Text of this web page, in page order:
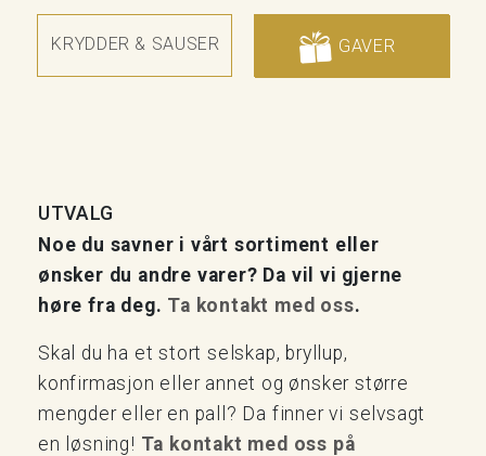
KRYDDER & SAUSER GAVER
UTVALG
Noe du savner i vårt sortiment eller
ønsker du andre varer? Da vil vi gjerne
høre fra deg. Ta kontakt med oss.
Skal du ha et stort selskap, bryllup,
konfirmasjon eller annet og ønsker større
mengder eller en pall? Da finner vi selvsagt
en løsning! Ta kontakt med oss på